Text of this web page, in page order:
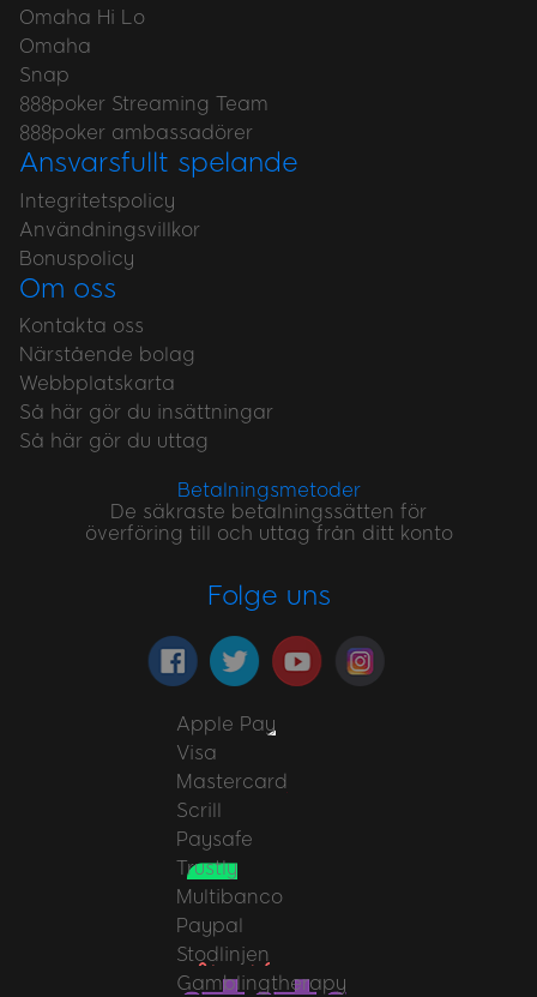
Omaha Hi Lo
Omaha
Snap
888poker Streaming Team
888poker ambassadörer
Ansvarsfullt spelande
Integritetspolicy
Användningsvillkor
Bonuspolicy
Om oss
Kontakta oss
Närstående bolag
Webbplatskarta
Så här gör du insättningar
Så här gör du uttag
Betalningsmetoder
De säkraste betalningssätten för
överföring till och uttag från ditt konto
Folge uns
Apple Pay
Visa
Mastercard
Scrill
Paysafe
Trustly
Multibanco
Paypal
Stodlinjen
Gamblingtherapy